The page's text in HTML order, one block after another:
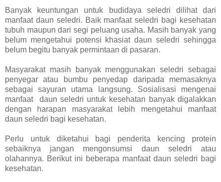
Banyak keuntungan untuk budidaya seledri dilihat dari
manfaat daun seledri. Baik manfaat seledri bagi kesehatan
tubuh maupun dari segi peluang usaha. Masih banyak yang
belum mengetahui potensi khasiat daun seledri sehingga
belum begitu banyak permintaan di pasaran.
Masyarakat masih banyak menggunakan seledri sebagai
penyegar atau bumbu penyedap daripada memasaknya
sebagai sayuran utama langsung. Sosialisasi mengenai
manfaat daun seledri untuk kesehatan banyak digalakkan
dengan harapan masyarakat lebih mengetahui manfaat
daun seledri bagi kesehatan.
Perlu untuk diketahui bagi penderita kencing protein
sebaiknya jangan mengonsumsi daun seledri atau
olahannya. Berikut ini beberapa manfaat daun seledri bagi
kesehatan.